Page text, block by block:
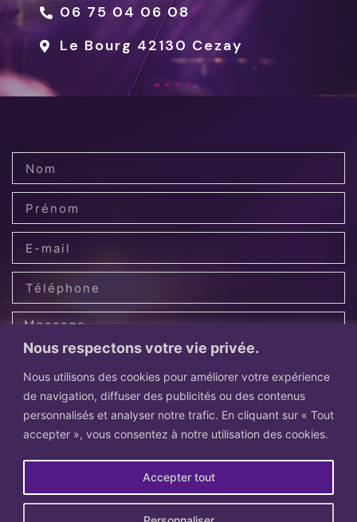
Nous respectons votre vie privée.
Nous utilisons des cookies pour améliorer votre expérience
de navigation, diffuser des publicités ou des contenus
personnalisés et analyser notre trafic. En cliquant sur « Tout
accepter », vous consentez à notre utilisation des cookies.
Accepter tout
06 75 04 06 08
Le Bourg 42130 Cezay